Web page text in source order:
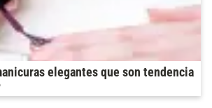
elegantes que son tendencia